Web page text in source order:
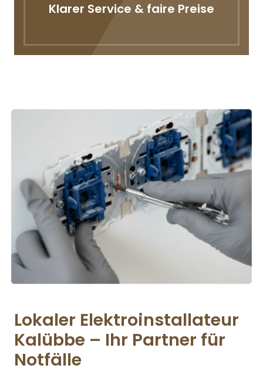
Klarer Service & faire Preise
Lokaler Elektroinstallateur
Kalübbe – Ihr Partner für
Notfälle